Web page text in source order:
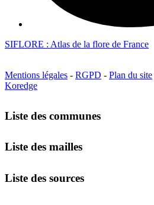
SIFLORE : Atlas de la flore de France
Mentions légales - RGPD - Plan du site
Koredge
Liste des communes
Liste des mailles
Liste des sources